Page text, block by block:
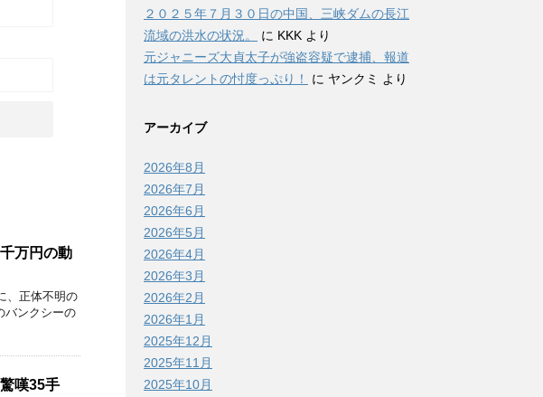
万円の動
、正体不明の
バンクシーの
嘆35手
２０２５年７月３０日の中国、三峡ダムの長江
流域の洪水の状況。
に KKK より
元ジャニーズ大貞太子が強盗容疑で逮捕、報道
は元タレントの忖度っぷり！
に ヤンクミ より
アーカイブ
2026年8月
2026年7月
2026年6月
2026年5月
2026年4月
2026年3月
2026年2月
2026年1月
2025年12月
2025年11月
2025年10月